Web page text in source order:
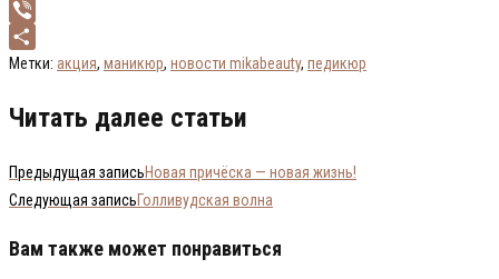
Telegram
Viber
Отправить
Метки: акция, маникюр, новости mikabeauty, педикюр
Читать далее статьи
Предыдущая записьНовая причёска — новая жизнь!
Следующая записьГолливудская волна
Вам также может понравиться